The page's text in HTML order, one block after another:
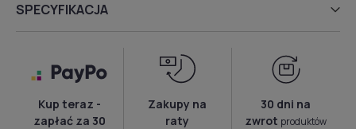
SPECYFIKACJA
Kup teraz -
zapłać za 30
Zakupy na
raty
30 dni na
zwrot produktów